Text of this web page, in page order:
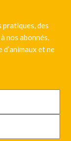
pratiques, des
nos abonnés.
d’animaux et ne